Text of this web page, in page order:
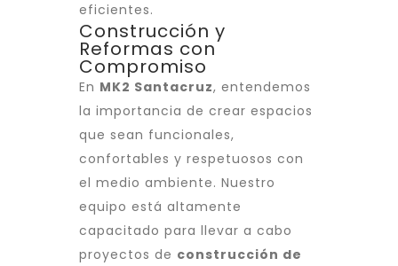
eficientes.
Construcción y
Reformas con
Compromiso
En MK2 Santacruz, entendemos
la importancia de crear espacios
que sean funcionales,
confortables y respetuosos con
el medio ambiente. Nuestro
equipo está altamente
capacitado para llevar a cabo
proyectos de construcción de